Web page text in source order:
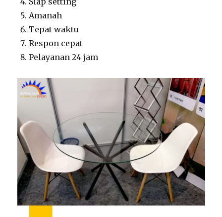
Amanah
Tepat waktu
Respon cepat
Pelayanan 24 jam